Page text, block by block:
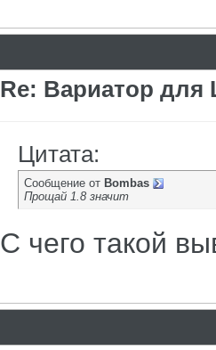
Re: Вариатор для
Цитата:
Сообщение от Bombas
Прощай 1.8 значит
С чего такой